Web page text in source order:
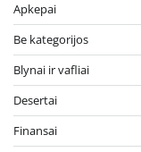
Apkepai
Be kategorijos
Blynai ir vafliai
Desertai
Finansai